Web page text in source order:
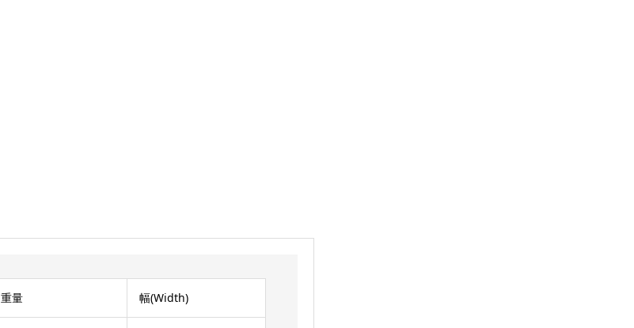
重量 幅(Width)